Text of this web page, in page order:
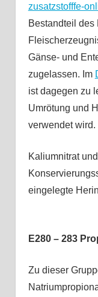
zusatzstofffe-
Bestandteil
Gänse- und
zugelassen. Im
ist dagegen zu
Umrötung und
verwendet wird.
Kaliumnitrat
eingelegte
E280 – 283
Zu dieser